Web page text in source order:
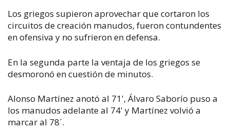
Los griegos supieron aprovechar que cortaron los
circuitos de creación manudos, fueron contundentes
en ofensiva y no sufrieron en defensa.
En la segunda parte la ventaja de los griegos se
desmoronó en cuestión de minutos.
Alonso Martínez anotó al 71', Álvaro Saborío puso a
los manudos adelante al 74' y Martínez volvió a
marcar al 78´.